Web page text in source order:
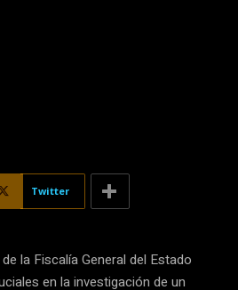
Twitter
la Fiscalía General del Estado
en la investigación de un